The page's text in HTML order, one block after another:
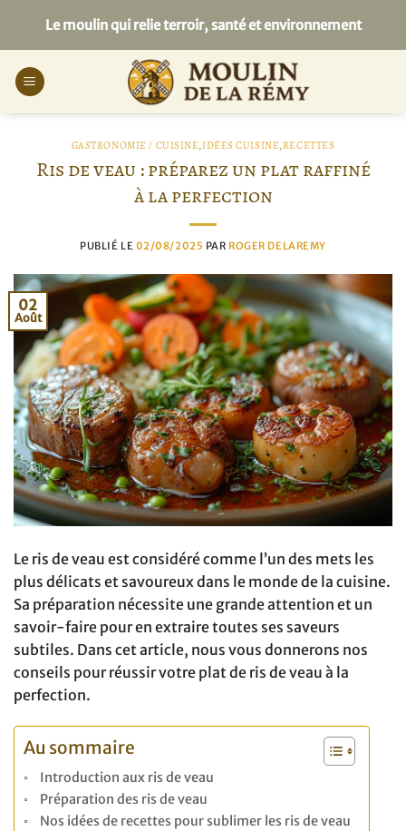
contenu
Le moulin qui relie terroir, santé et environnement
GASTRONOMIE / CUISINE,IDÉES CUISINE,RECETTES
Ris de veau : préparez un plat raffiné
à la perfection
PUBLIÉ LE 02/08/2025 PAR ROGER DELAREMY
02
Août
Le ris de veau est considéré comme l’un des mets les
plus délicats et savoureux dans le monde de la cuisine.
Sa préparation nécessite une grande attention et un
savoir-faire pour en extraire toutes ses saveurs
subtiles. Dans cet article, nous vous donnerons nos
conseils pour réussir votre plat de ris de veau à la
perfection.
Au sommaire
Introduction aux ris de veau
Préparation des ris de veau
Nos idées de recettes pour sublimer les ris de veau